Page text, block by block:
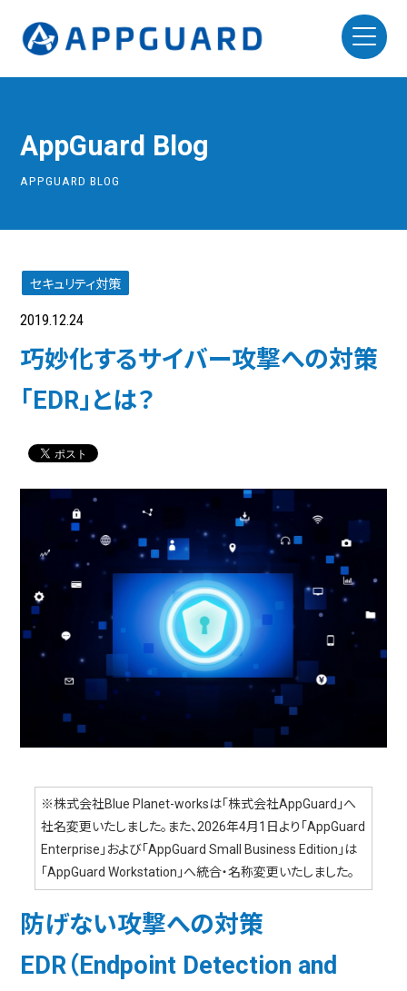
AppGuard Blog
APPGUARD BLOG
セキュリティ対策
2019.12.24
巧妙化するサイバー攻撃への対策
「EDR」とは？
※株式会社Blue Planet-worksは「株式会社AppGuard」へ
社名変更いたしました。また、2026年4月1日より「AppGuard
Enterprise」および「AppGuard Small Business Edition」は
「AppGuard Workstation」へ統合・名称変更いたしました。
防げない攻撃への対策
EDR（Endpoint Detection and